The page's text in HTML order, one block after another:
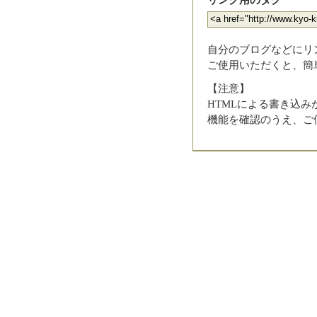
自分のブログなどに
ご使用いただくと、簡
【注意】
HTMLによる書き込み
機能を確認のうえ、ご